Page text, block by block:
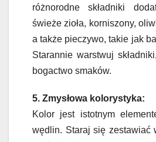
różnorodne składniki
świeże zioła, korniszony,
a także pieczywo, takie jak
Starannie warstwuj
bogactwo smaków.
5. Zmysłowa kolorystyka:
Kolor jest istotnym
wędlin. Staraj się zestawiać